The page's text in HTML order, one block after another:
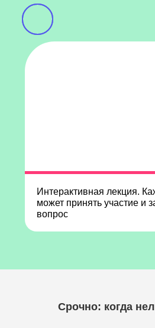
Интерактивная лекция.
может принять участие и
вопрос
Срочно: когда